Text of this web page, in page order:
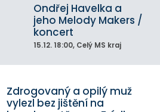
Ondřej Havelka a
jeho Melody Makers /
koncert
15.12. 18:00, Celý MS kraj
Zdrogovaný a opilý muž
vylezl bez jištění na